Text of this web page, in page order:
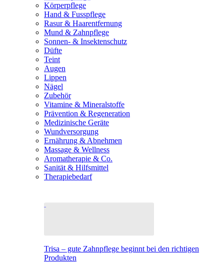
Körperpflege
Hand & Fusspflege
Rasur & Haarentfernung
Mund & Zahnpflege
Sonnen- & Insektenschutz
Düfte
Teint
Augen
Lippen
Nägel
Zubehör
Vitamine & Mineralstoffe
Prävention & Regeneration
Medizinische Geräte
Wundversorgung
Ernährung & Abnehmen
Massage & Wellness
Aromatherapie & Co.
Sanität & Hilfsmittel
Therapiebedarf
Trisa – gute Zahnpflege beginnt bei den richtigen
Produkten